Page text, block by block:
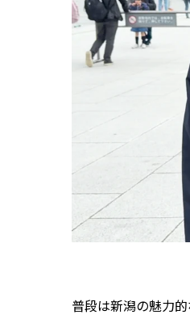
普段は新潟の魅力